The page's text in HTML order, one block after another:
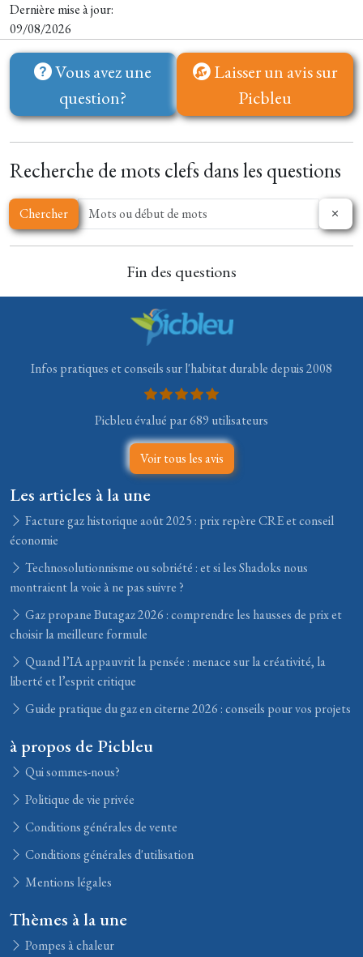
Dernière mise à jour:
09/08/2026
Vous avez une
question?
Laisser un avis sur
Picbleu
Recherche de mots clefs dans les questions
Chercher
Fin des questions
Infos pratiques et conseils sur l'habitat durable depuis 2008
Picbleu évalué par 689 utilisateurs
Voir tous les avis
Les articles à la une
Facture gaz historique août 2025 : prix repère CRE et conseil
économie
Technosolutionnisme ou sobriété : et si les Shadoks nous
montraient la voie à ne pas suivre ?
Gaz propane Butagaz 2026 : comprendre les hausses de prix et
choisir la meilleure formule
Quand l’IA appauvrit la pensée : menace sur la créativité, la
liberté et l’esprit critique
Guide pratique du gaz en citerne 2026 : conseils pour vos projets
à propos de Picbleu
Qui sommes-nous?
Politique de vie privée
Conditions générales de vente
Conditions générales d'utilisation
Mentions légales
Thèmes à la une
Pompes à chaleur